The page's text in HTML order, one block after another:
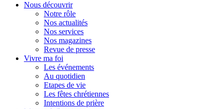
Nous découvrir
Notre rôle
Nos actualités
Nos services
Nos magazines
Revue de presse
Vivre ma foi
Les événements
Au quotidien
Etapes de vie
Les fêtes chrétiennes
Intentions de prière